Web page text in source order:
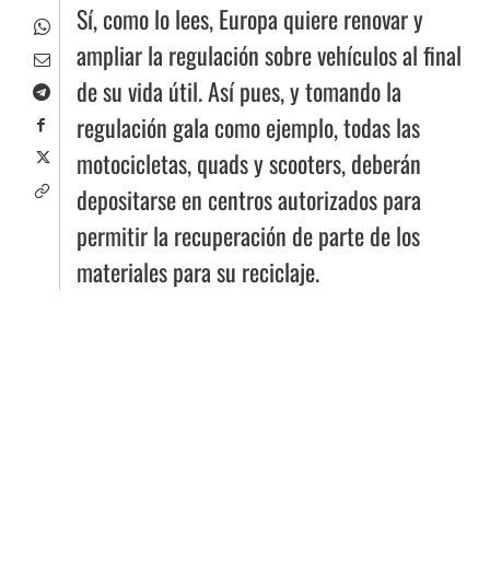
Sí, como lo lees, Europa quiere renovar y
ampliar la regulación sobre vehículos al final
de su vida útil. Así pues, y tomando la
regulación gala como ejemplo, todas las
motocicletas, quads y scooters, deberán
depositarse en centros autorizados para
permitir la recuperación de parte de los
materiales para su reciclaje.